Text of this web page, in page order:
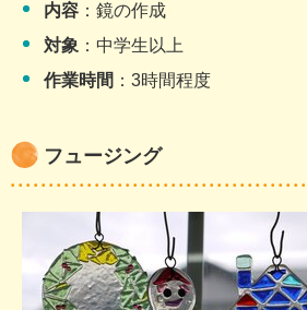
内容 ：鏡の作成
対象 ：中学生以上
作業時間 ：3時間程度
フュージング